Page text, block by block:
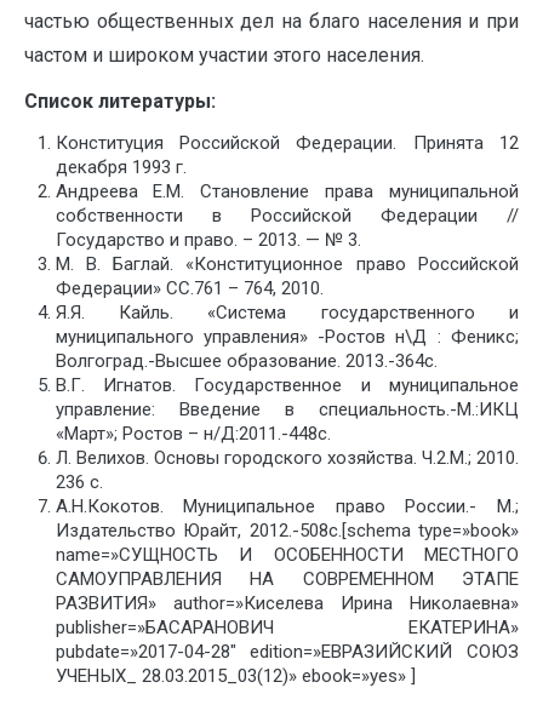
частью общественных дел на благо населения и при
частом и широком участии этого населения.
Список литературы:
Конституция Российской Федерации. Принята 12
декабря 1993 г.
Андреева Е.М. Становление права муниципальной
собственности в Российской Федерации //
Государство и право. – 2013. — № 3.
М. В. Баглай. «Конституционное право Российской
Федерации» СС.761 – 764, 2010.
Я.Я. Кайль. «Система государственного и
муниципального управления» -Ростов н\Д : Феникс;
Волгоград.-Высшее образование. 2013.-364с.
В.Г. Игнатов. Государственное и муниципальное
управление: Введение в специальность.-М.:ИКЦ
«Март»; Ростов – н/Д:2011.-448с.
Л. Велихов. Основы городского хозяйства. Ч.2.М.; 2010.
236 с.
А.Н.Кокотов. Муниципальное право России.- М.;
Издательство Юрайт, 2012.-508с.[schema type=»book»
name=»СУЩНОСТЬ И ОСОБЕННОСТИ МЕСТНОГО
САМОУПРАВЛЕНИЯ НА СОВРЕМЕННОМ ЭТАПЕ
РАЗВИТИЯ» author=»Киселева Ирина Николаевна»
publisher=»БАСАРАНОВИЧ ЕКАТЕРИНА»
pubdate=»2017-04-28″ edition=»ЕВРАЗИЙСКИЙ СОЮЗ
УЧЕНЫХ_ 28.03.2015_03(12)» ebook=»yes» ]